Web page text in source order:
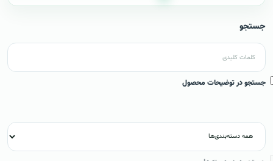
جستجو
جستجو در توضیحات محصول